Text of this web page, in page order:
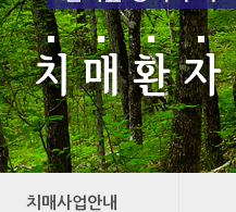
치매사업안내